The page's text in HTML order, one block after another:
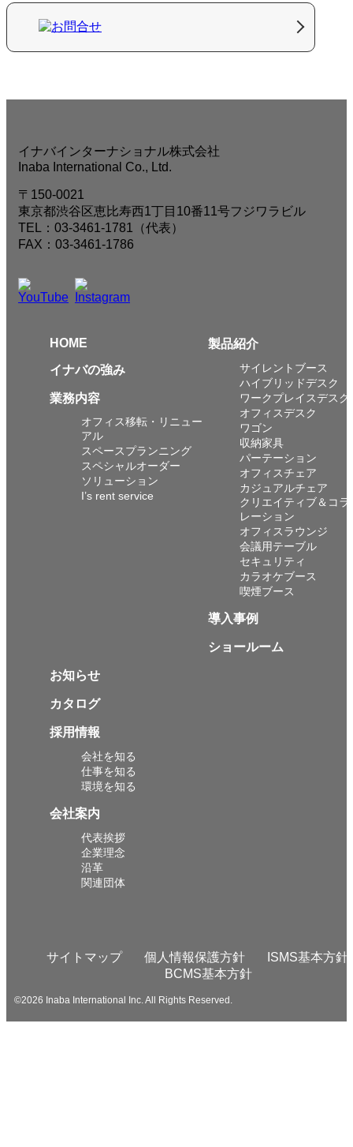
イナバインターナショナル株式会社
Inaba International Co., Ltd.
〒150-0021
東京都渋谷区恵比寿西1丁目10番11号フジワラビル
TEL：03-3461-1781（代表）
FAX：03-3461-1786
HOME
イナバの強み
業務内容
オフィス移転・リニュー
アル
スペースプランニング
スペシャルオーダー
ソリューション
I’s rent service
製品紹介
サイレントブース
ハイブリッドデスク
ワークプレイスデスク
オフィスデスク
ワゴン
収納家具
パーテーション
オフィスチェア
カジュアルチェア
クリエイティブ＆コラ
レーション
オフィスラウンジ
会議用テーブル
セキュリティ
カラオケブース
喫煙ブース
導入事例
ショールーム
お知らせ
カタログ
採用情報
会社を知る
仕事を知る
環境を知る
会社案内
代表挨拶
企業理念
沿革
関連団体
サイトマップ 個人情報保護方針
ISMS基本方針
BCMS基本方針
©2026 Inaba International Inc. All Rights Reserved.